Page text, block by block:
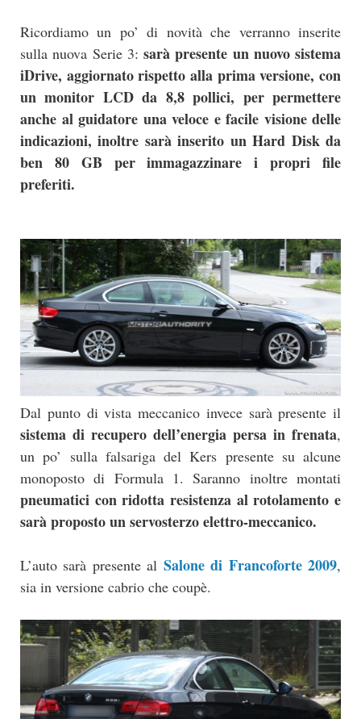
Ricordiamo un po’ di novità che verranno inserite
sulla nuova Serie 3: sarà presente un nuovo sistema
iDrive, aggiornato rispetto alla prima versione, con
un monitor LCD da 8,8 pollici, per permettere
anche al guidatore una veloce e facile visione delle
indicazioni, inoltre sarà inserito un Hard Disk da
ben 80 GB per immagazzinare i propri file
preferiti.
Dal punto di vista meccanico invece sarà presente il
sistema di recupero dell’energia persa in frenata,
un po’ sulla falsariga del Kers presente su alcune
monoposto di Formula 1. Saranno inoltre montati
pneumatici con ridotta resistenza al rotolamento e
sarà proposto un servosterzo elettro-meccanico.
L’auto sarà presente al Salone di Francoforte 2009,
sia in versione cabrio che coupè.